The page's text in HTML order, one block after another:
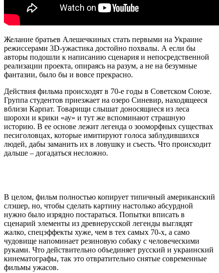
Желание братьев Алешечкиных стать первыми на Украине
режиссерами 3D-ужастика достойно похвалы. А если бы
авторы подошли к написанию сценария и непосредственной
реализации проекта, опираясь на разум, а не на безумные
фантазии, было бы и вовсе прекрасно.
Действия фильма происходят в 70-е годы в Советском Союзе.
Группа студентов приезжает на озеро Синевир, находящееся
вблизи Карпат. Товарищи слышат доносящиеся из леса
шорохи и крики «ау» и тут же вспоминают страшную
историю. В ее основе лежит легенда о зооморфных существах
песиголовцах, которые имитируют голоса заблудившихся
людей, дабы заманить их в ловушку и съесть. Что происходит
дальше – догадаться несложно.
В целом, фильм полностью копирует типичный американский
слэшер, но, чтобы сделать картину настолько абсурдной
нужно было изрядно постараться. Попытки вписать в
сценарий элементы из древнерусской легенды выглядят
жалко, спецэффекты хуже, чем в тех самых 70-х, а само
чудовище напоминает резиновую собаку с человеческими
руками. Что действительно объединяет русский и украинский
кинематографы, так это отвратительно снятые современные
фильмы ужасов.